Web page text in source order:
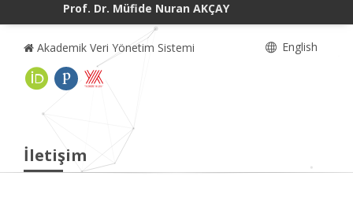
Prof. Dr. Müfide Nuran AKÇAY
Akademik Veri Yönetim Sistemi English
İletişim